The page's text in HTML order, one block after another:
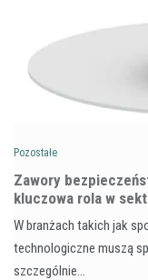
Pozostałe
Zawory
kluczowa rola w
W branżach takich jak
technologiczne muszą
szczególnie…